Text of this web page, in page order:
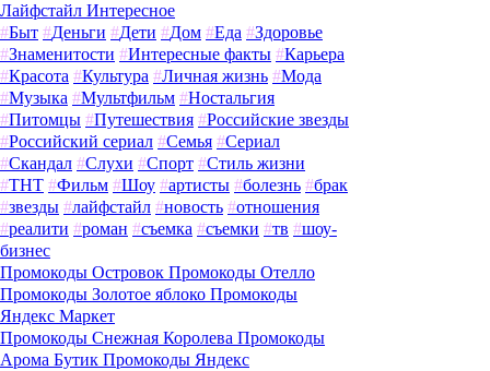
Лайфстайл Интересное
#Быт #Деньги #Дети #Дом #Еда #Здоровье
#Знаменитости #Интересные факты #Карьера
#Красота #Культура #Личная жизнь #Мода
#Музыка #Мультфильм #Ностальгия
#Питомцы #Путешествия #Российские звезды
#Российский сериал #Семья #Сериал
#Скандал #Слухи #Спорт #Стиль жизни
#ТНТ #Фильм #Шоу #артисты #болезнь #брак
#звезды #лайфстайл #новость #отношения
#реалити #роман #съемка #съемки #тв #шоу-
бизнес
Промокоды Островок Промокоды Отелло
Промокоды Золотое яблоко Промокоды
Яндекс Маркет
Промокоды Снежная Королева Промокоды
Арома Бутик Промокоды Яндекс